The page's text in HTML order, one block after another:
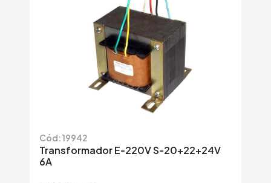
Cód: 19942
Transformador E-220V S-20+22+24V
6A